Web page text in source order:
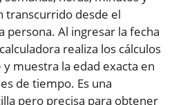
transcurrido desde el
persona. Al ingresar la fecha
realiza los cálculos
muestra la edad exacta en
de tiempo. Es una
pero precisa para obtener